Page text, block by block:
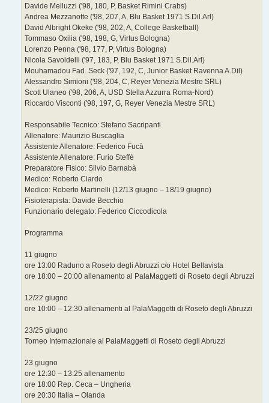
Davide Melluzzi ('98, 180, P, Basket Rimini Crabs)
Andrea Mezzanotte ('98, 207, A, Blu Basket 1971 S.Dil.Arl)
David Albright Okeke ('98, 202, A, College Basketball)
Tommaso Oxilia ('98, 198, G, Virtus Bologna)
Lorenzo Penna ('98, 177, P, Virtus Bologna)
Nicola Savoldelli ('97, 183, P, Blu Basket 1971 S.Dil.Arl)
Mouhamadou Fad. Seck ('97, 192, C, Junior Basket Ravenna A.Dil)
Alessandro Simioni ('98, 204, C, Reyer Venezia Mestre SRL)
Scott Ulaneo ('98, 206, A, USD Stella Azzurra Roma-Nord)
Riccardo Visconti ('98, 197, G, Reyer Venezia Mestre SRL)
Responsabile Tecnico: Stefano Sacripanti
Allenatore: Maurizio Buscaglia
Assistente Allenatore: Federico Fucà
Assistente Allenatore: Furio Steffè
Preparatore Fisico: Silvio Barnabà
Medico: Roberto Ciardo
Medico: Roberto Martinelli (12/13 giugno – 18/19 giugno)
Fisioterapista: Davide Becchio
Funzionario delegato: Federico Ciccodicola
Programma
11 giugno
ore 13:00 Raduno a Roseto degli Abruzzi c/o Hotel Bellavista
ore 18:00 – 20:00 allenamento al PalaMaggetti di Roseto degli Abruzzi
12/22 giugno
ore 10:00 – 12:30 allenamenti al PalaMaggetti di Roseto degli Abruzzi
23/25 giugno
Torneo Internazionale al PalaMaggetti di Roseto degli Abruzzi
23 giugno
ore 12:30 – 13:25 allenamento
ore 18:00 Rep. Ceca – Ungheria
ore 20:30 Italia – Olanda